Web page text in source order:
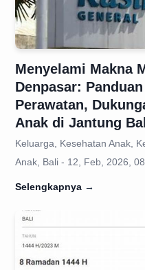
Menyelami Makna
Denpasar:
Perawatan,
Anak di Jantung
Keluarga, Kesehatan Anak,
Anak, Bali - 12, Feb, 2026,
Selengkapnya →